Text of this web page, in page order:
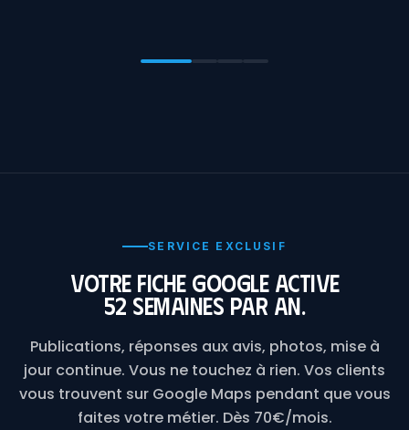
SERVICE EXCLUSIF
Votre fiche Google active
52 semaines par an.
Publications, réponses aux avis, photos, mise à
jour continue. Vous ne touchez à rien. Vos clients
vous trouvent sur Google Maps pendant que vous
faites votre métier. Dès 70€/mois.